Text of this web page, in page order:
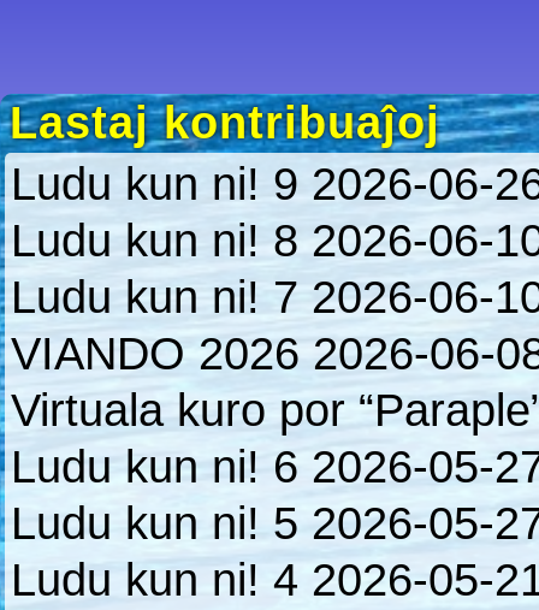
Lastaj kontribuaĵoj
Ludu kun ni! 9 2026-06-
Ludu kun ni! 8 2026-06-
Ludu kun ni! 7 2026-06-
VIANDO 2026 2026-06-
Virtuala kuro por
Ludu kun ni! 6 2026-05-
Ludu kun ni! 5 2026-05-
Ludu kun ni! 4 2026-05-